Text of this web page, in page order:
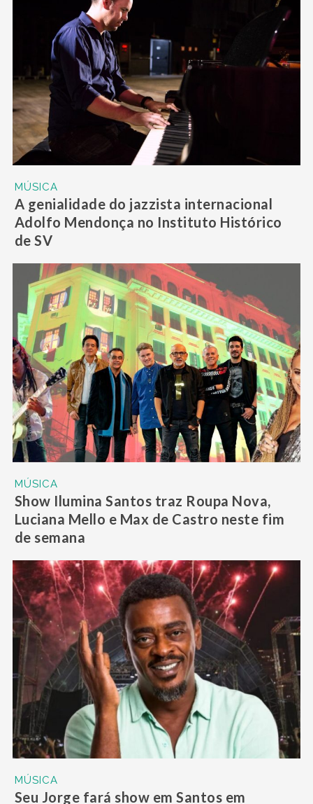
MÚSICA
A genialidade do jazzista internacional
Adolfo Mendonça no Instituto Histórico
de SV
MÚSICA
Show Ilumina Santos traz Roupa Nova,
Luciana Mello e Max de Castro neste fim
de semana
MÚSICA
Seu Jorge fará show em Santos em